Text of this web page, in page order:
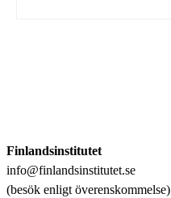
Finlandsinstitutet
info@finlandsinstitutet.se
(besök enligt överenskommelse)